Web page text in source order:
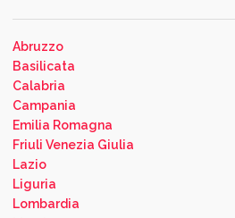
Abruzzo
Basilicata
Calabria
Campania
Emilia Romagna
Friuli Venezia Giulia
Lazio
Liguria
Lombardia